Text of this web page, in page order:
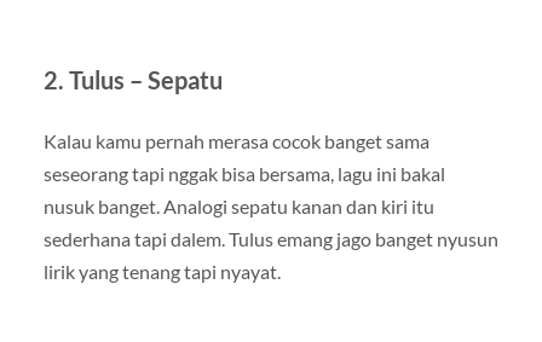
2. Tulus – Sepatu
Kalau kamu pernah merasa cocok banget sama
seseorang tapi nggak bisa bersama, lagu ini bakal
nusuk banget. Analogi sepatu kanan dan kiri itu
sederhana tapi dalem. Tulus emang jago banget nyusun
lirik yang tenang tapi nyayat.